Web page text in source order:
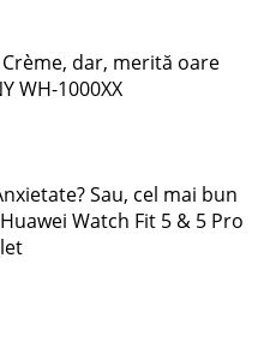
Crème, dar, merită oare
WH-1000XX
Sau, cel mai bun
Watch Fit 5 & 5 Pro